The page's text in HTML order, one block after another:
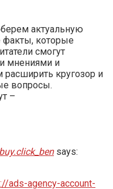
актуальную
которые
смогут
мнениями и
расширить кругозор и
вопросы.
–
says:
ads-agency-account-